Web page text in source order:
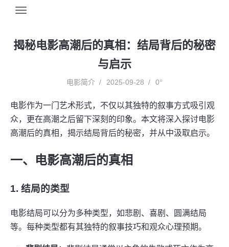
揭秘电影高潮后的真相：结局背后的秘密
与启示
电影简介 2025-09-28 0°
电影作为一门艺术形式，不仅以其独特的叙事方式吸引观
众，更在高潮之后留下深刻的印象。本文将深入探讨电影
高潮后的真相，揭示结局背后的秘密，并从中汲取启示。
一、电影高潮后的真相
1. 结局的类型
电影结局可以分为多种类型，如悲剧、喜剧、圆满结局
等。每种类型都有其独特的叙事技巧和观众心理预期。